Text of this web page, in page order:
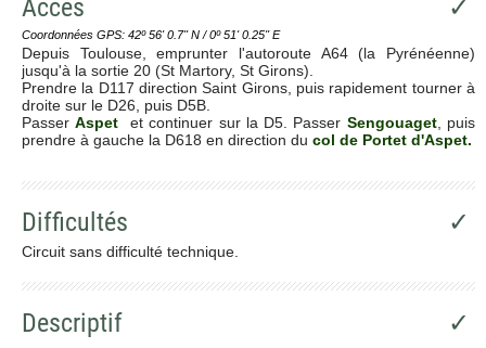
Accès ✓
Coordonnées GPS: 42º 56' 0.7'' N / 0º 51' 0.25'' E
Depuis Toulouse, emprunter l'autoroute A64 (la Pyrénéenne)
jusqu'à la sortie 20 (St Martory, St Girons).
Prendre la D117 direction Saint Girons, puis rapidement tourner à
droite sur le D26, puis D5B.
PasserAspet et continuer sur la D5. Passer Sengouaget, puis
prendre à gauche la D618 en direction du col de Portet d'Aspet.
Difficultés ✓
Circuit sans difficulté technique.
Descriptif ✓